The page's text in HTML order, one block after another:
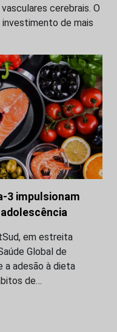
cerebrais. O
de mais
3 impulsionam
em estreita
Global de
a adesão à dieta
de…